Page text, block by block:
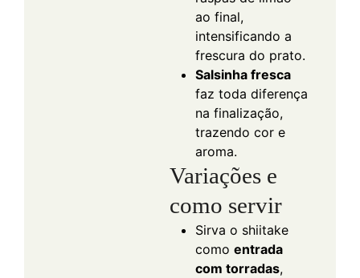
ao final,
intensificando a
frescura do prato.
Salsinha fresca
faz toda diferença
na finalização,
trazendo cor e
aroma.
Variações e
como servir
Sirva o shiitake
como entrada
com torradas,